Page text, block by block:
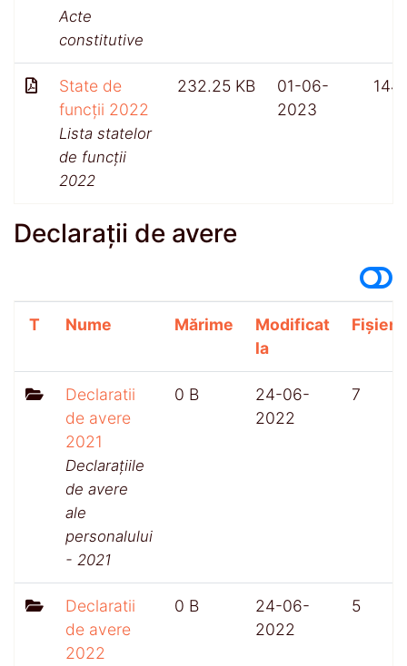
Acte
constitutive
State de
funcții 2022
Lista statelor
de funcții
2022
232.25 KB
01-06-
2023
Declarații de avere
T Nume Mărime
Modificat
la
Fișiere
Declaratii
de avere
2021
Declarațiile
de avere
ale
personalului
- 2021
0 B
24-06-
2022
7
Declaratii
de avere
2022
0 B
24-06-
2022
5